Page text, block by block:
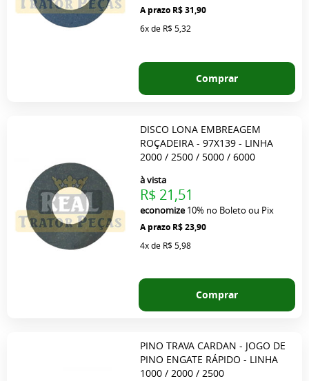
R$ 31,90
6xde R$ 5,32
Comprar
DISCO LONA EMBREAGEM
ROÇADEIRA - 97X139 - LINHA
2000 / 2500 / 5000 / 6000
R$ 23,90
à vista
R$ 21,51
economize10% no Boleto ou Pix
4xde R$ 5,98
Comprar
PINO TRAVA CARDAN - JOGO DE
PINO ENGATE RÁPIDO - LINHA
1000 / 2000 / 2500